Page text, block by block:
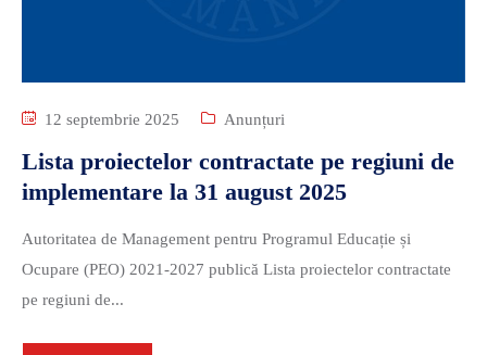
12 septembrie 2025 Anunțuri
Lista proiectelor contractate pe regiuni de
implementare la 31 august 2025
Autoritatea de Management pentru Programul Educație și
Ocupare (PEO) 2021-2027 publică Lista proiectelor contractate
pe regiuni de...